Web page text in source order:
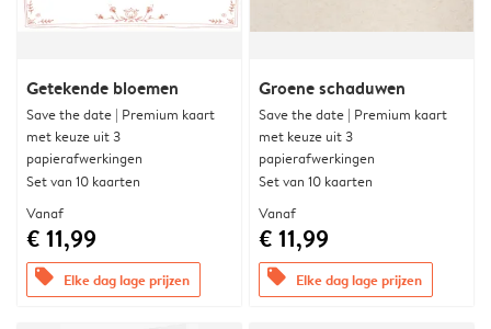
Getekende bloemen
Save the date | Premium kaart
met keuze uit 3
papierafwerkingen
Set van 10 kaarten
Vanaf
€ 11,99
offers Elke dag lage prijzen
Groene schaduwen
Save the date | Premium kaart
met keuze uit 3
papierafwerkingen
Set van 10 kaarten
Vanaf
€ 11,99
offers Elke dag lage prijzen